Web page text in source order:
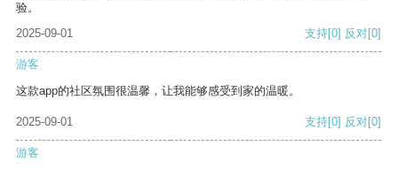
验。
2025-09-01
支持[0] 反对[0]
游客
这款app的社区氛围很温馨，让我能够感受到家的温暖。
2025-09-01 支持[0] 反对[0]
游客